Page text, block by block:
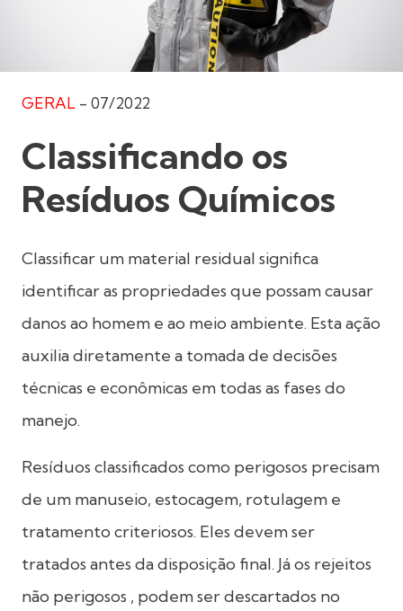
GERAL - 07/2022
Classificando os
Resíduos Químicos
Classificar um material residual significa
identificar as propriedades que possam causar
danos ao homem e ao meio ambiente. Esta ação
auxilia diretamente a tomada de decisões
técnicas e econômicas em todas as fases do
manejo.
Resíduos classificados como perigosos precisam
de um manuseio, estocagem, rotulagem e
tratamento criteriosos. Eles devem ser
tratados antes da disposição final. Já os rejeitos
não perigosos , podem ser descartados no